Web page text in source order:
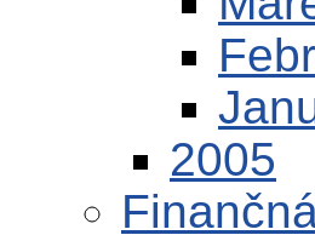
2005